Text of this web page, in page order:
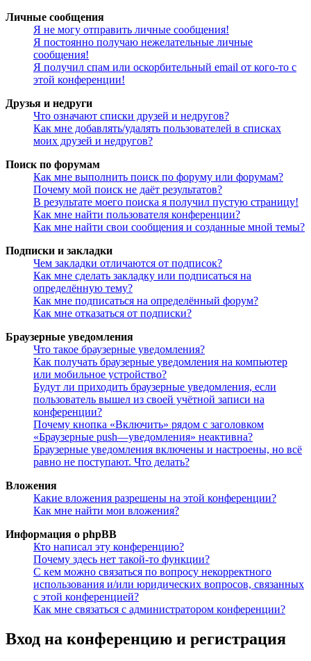
Личные сообщения
Я не могу отправить личные сообщения!
Я постоянно получаю нежелательные личные
сообщения!
Я получил спам или оскорбительный email от кого-то с
этой конференции!
Друзья и недруги
Что означают списки друзей и недругов?
Как мне добавлять/удалять пользователей в списках
моих друзей и недругов?
Поиск по форумам
Как мне выполнить поиск по форуму или форумам?
Почему мой поиск не даёт результатов?
В результате моего поиска я получил пустую страницу!
Как мне найти пользователя конференции?
Как мне найти свои сообщения и созданные мной темы?
Подписки и закладки
Чем закладки отличаются от подписок?
Как мне сделать закладку или подписаться на
определённую тему?
Как мне подписаться на определённый форум?
Как мне отказаться от подписки?
Браузерные уведомления
Что такое браузерные уведомления?
Как получать браузерные уведомления на компьютер
или мобильное устройство?
Будут ли приходить браузерные уведомления, если
пользователь вышел из своей учётной записи на
конференции?
Почему кнопка «Включить» рядом с заголовком
«Браузерные push—уведомления» неактивна?
Браузерные уведомления включены и настроены, но всё
равно не поступают. Что делать?
Вложения
Какие вложения разрешены на этой конференции?
Как мне найти мои вложения?
Информация о phpBB
Кто написал эту конференцию?
Почему здесь нет такой-то функции?
С кем можно связаться по вопросу некорректного
использования и/или юридических вопросов, связанных
с этой конференцией?
Как мне связаться с администратором конференции?
Вход на конференцию и регистрация